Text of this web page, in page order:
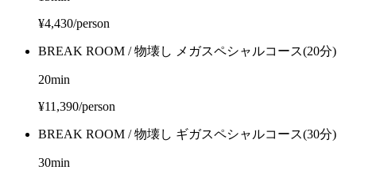
¥4,430/person
BREAK ROOM / 物壊し メガスペシャルコース(20分)
20min
¥11,390/person
BREAK ROOM / 物壊し ギガスペシャルコース(30分)
30min